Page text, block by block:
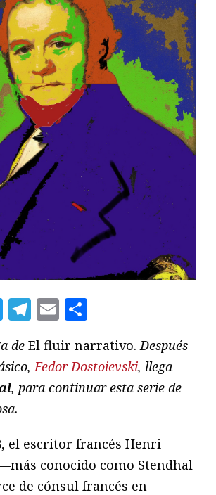
Twitter
Telegram
Email
de El fluir narrativo. Después
Fedor Dostoievski, llega
, para continuar esta serie de
el escritor francés Henri
conocido como Stendhal
de cónsul francés en